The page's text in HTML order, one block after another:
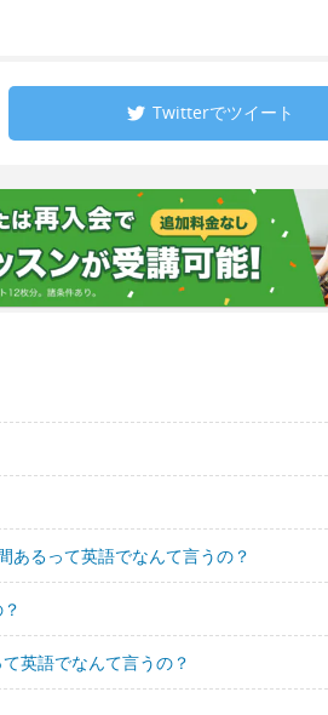
Twitterでツイート
あるって英語でなんて言うの？
英語でなんて言うの？